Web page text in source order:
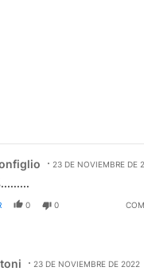
23 DE NOVIEMBRE DE
0 0
23 DE NOVIEMBRE DE 2022